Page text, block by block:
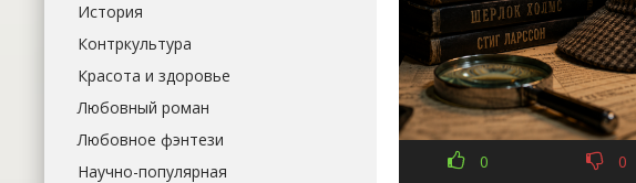
0 0
История
Контркультура
Красота и здоровье
Любовный роман
Любовное фэнтези
Научно-популярная